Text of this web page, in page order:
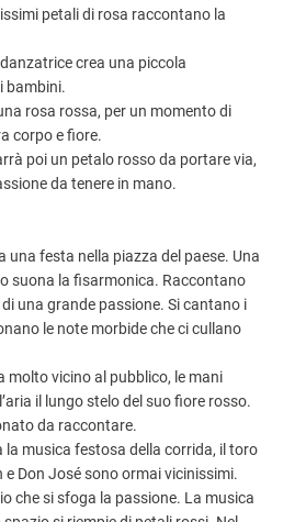
petali di rosa raccontano la
crea una piccola
bambini.
rosa rossa, per un momento di
corpo e fiore.
poi un petalo rosso da portare via,
da tenere in mano.
una festa nella piazza del paese. Una
suona la fisarmonica. Raccontano
una grande passione. Si cantano i
le note morbide che ci cullano
molto vicino al pubblico, le mani
il lungo stelo del suo fiore rosso.
da raccontare.
la musica festosa della corrida, il toro
e Don José sono ormai vicinissimi.
che si sfoga la passione. La musica